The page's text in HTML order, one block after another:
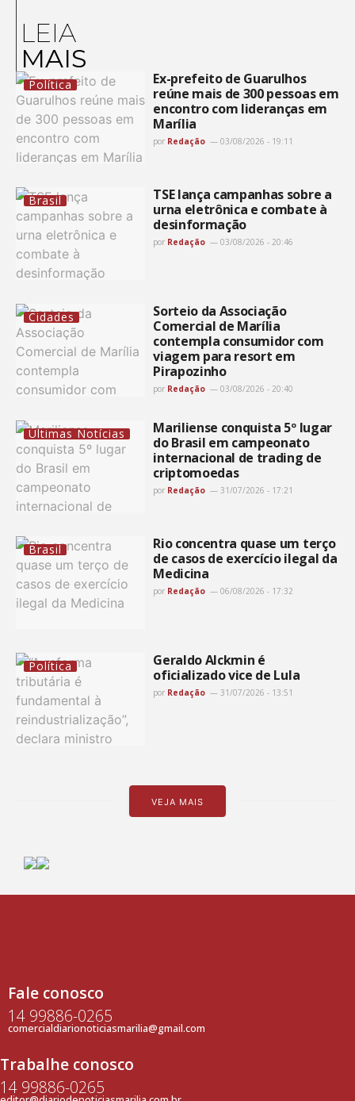
LEIA
MAIS
Política
Ex-prefeito de Guarulhos
reúne mais de 300 pessoas em
encontro com lideranças em
Marília
por Redação 03/08/2026 - 19:11
Brasil
TSE lança campanhas sobre a
urna eletrônica e combate à
desinformação
por Redação 03/08/2026 - 20:46
Cidades
Sorteio da Associação
Comercial de Marília
contempla consumidor com
viagem para resort em
Pirapozinho
por Redação 03/08/2026 - 20:40
Últimas Notícias
Mariliense conquista 5º lugar
do Brasil em campeonato
internacional de trading de
criptomoedas
por Redação 31/07/2026 - 17:21
Brasil
Rio concentra quase um terço
de casos de exercício ilegal da
Medicina
por Redação 06/08/2026 - 17:32
Política
Geraldo Alckmin é
oficializado vice de Lula
por Redação 31/07/2026 - 13:51
VEJA MAIS
Fale conosco
14 99886-0265
comercialdiarionoticiasmarilia@gmail.com
Trabalhe conosco
14 99886-0265